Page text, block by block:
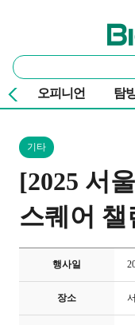
바이
통
합
검
색
오피니언 탐
기타
[2025 서
스퀘어
행사일
장소